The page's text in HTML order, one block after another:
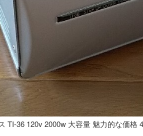
TI-36 120v 2000w 大容量 魅力的な価格